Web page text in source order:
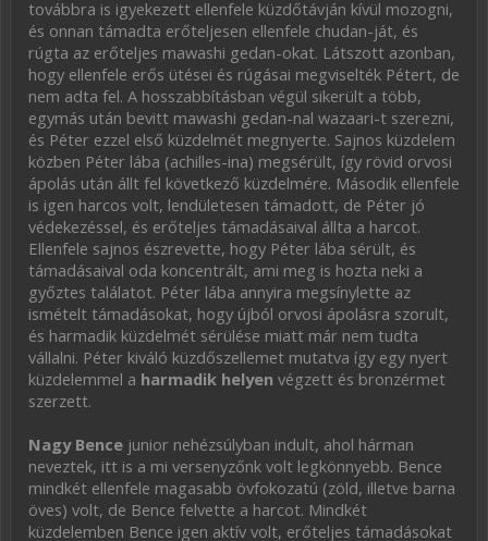
továbbra is igyekezett ellenfele küzdőtávján kívül mozogni,
és onnan támadta erőteljesen ellenfele chudan-ját, és
rúgta az erőteljes mawashi gedan-okat. Látszott azonban,
hogy ellenfele erős ütései és rúgásai megviselték Pétert, de
nem adta fel. A hosszabbításban végül sikerült a több,
egymás után bevitt mawashi gedan-nal wazaari-t szerezni,
és Péter ezzel első küzdelmét megnyerte. Sajnos küzdelem
közben Péter lába (achilles-ina) megsérült, így rövid orvosi
ápolás után állt fel következő küzdelmére. Második ellenfele
is igen harcos volt, lendületesen támadott, de Péter jó
védekezéssel, és erőteljes támadásaival állta a harcot.
Ellenfele sajnos észrevette, hogy Péter lába sérült, és
támadásaival oda koncentrált, ami meg is hozta neki a
győztes találatot. Péter lába annyira megsínylette az
ismételt támadásokat, hogy újból orvosi ápolásra szorult,
és harmadik küzdelmét sérülése miatt már nem tudta
vállalni. Péter kiváló küzdőszellemet mutatva így egy nyert
küzdelemmel a harmadik helyen végzett és bronzérmet
szerzett.
Nagy Bence junior nehézsúlyban indult, ahol hárman
neveztek, itt is a mi versenyzőnk volt legkönnyebb. Bence
mindkét ellenfele magasabb övfokozatú (zöld, illetve barna
öves) volt, de Bence felvette a harcot. Mindkét
küzdelemben Bence igen aktív volt, erőteljes támadásokat